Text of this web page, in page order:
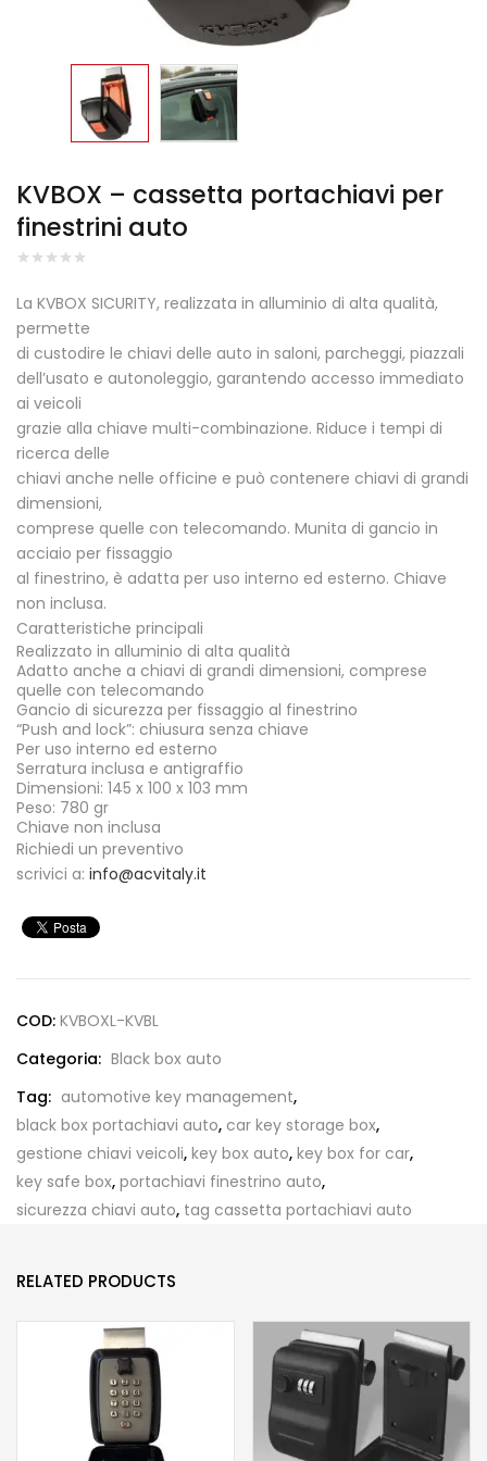
KVBOX – cassetta portachiavi per
finestrini auto
La KVBOX SICURITY, realizzata in alluminio di alta qualità,
permette
di custodire le chiavi delle auto in saloni, parcheggi, piazzali
dell’usato e autonoleggio, garantendo accesso immediato
ai veicoli
grazie alla chiave multi-combinazione. Riduce i tempi di
ricerca delle
chiavi anche nelle officine e può contenere chiavi di grandi
dimensioni,
comprese quelle con telecomando. Munita di gancio in
acciaio per fissaggio
al finestrino, è adatta per uso interno ed esterno. Chiave
non inclusa.
Caratteristiche principali
Realizzato in alluminio di alta qualità
Adatto anche a chiavi di grandi dimensioni, comprese
quelle con telecomando
Gancio di sicurezza per fissaggio al finestrino
“Push and lock”: chiusura senza chiave
Per uso interno ed esterno
Serratura inclusa e antigraffio
Dimensioni: 145 x 100 x 103 mm
Peso: 780 gr
Chiave non inclusa
Richiedi un preventivo
scrivici a: info@acvitaly.it
COD: KVBOXL-KVBL
Categoria: Black box auto
Tag: automotive key management,
black box portachiavi auto, car key storage box,
gestione chiavi veicoli, key box auto, key box for car,
key safe box, portachiavi finestrino auto,
sicurezza chiavi auto, tag cassetta portachiavi auto
RELATED PRODUCTS